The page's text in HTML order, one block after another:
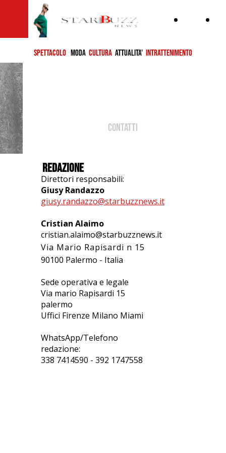
SPETTACOLO MODA CULTURA ATTUALITA' INTRATTENIMENTO
CONTATti
REDAZIONE
Direttori responsabili:
Giusy Randazzo
giusy.randazzo@starbuzznews.it
Cristian Alaimo
cristian.alaimo@starbuzznews.it
Via Mario Rapisardi n 15
90100 Palermo - Italia
Sede operativa e legale
Via mario Rapisardi 15
palermo
Uffici Firenze Milano Miami
WhatsApp/Telefono
redazione:
338 7414590 - 392 1747558